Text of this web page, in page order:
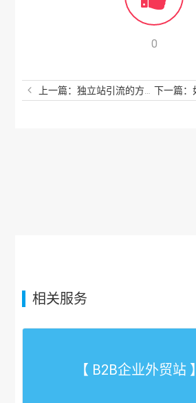
0
上一篇：独立站引流的方式有哪些？跨境独立站如何引流？
相关服务
【 B2B企业外贸站 】